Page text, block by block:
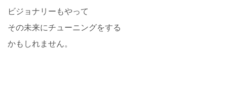
ビジョナリーもやって
その未来にチューニングをする
かもしれません。